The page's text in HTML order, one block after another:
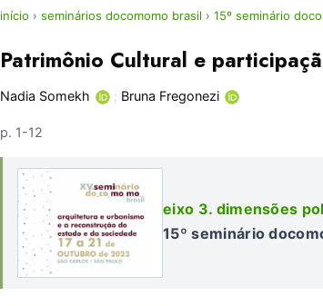
início › seminários docomomo brasil › 15º seminário
Patrimônio Cultural e
Nadia Somekh ; Bruna Fregonezi
p. 1-12
eixo 3. dimensões
15º seminário